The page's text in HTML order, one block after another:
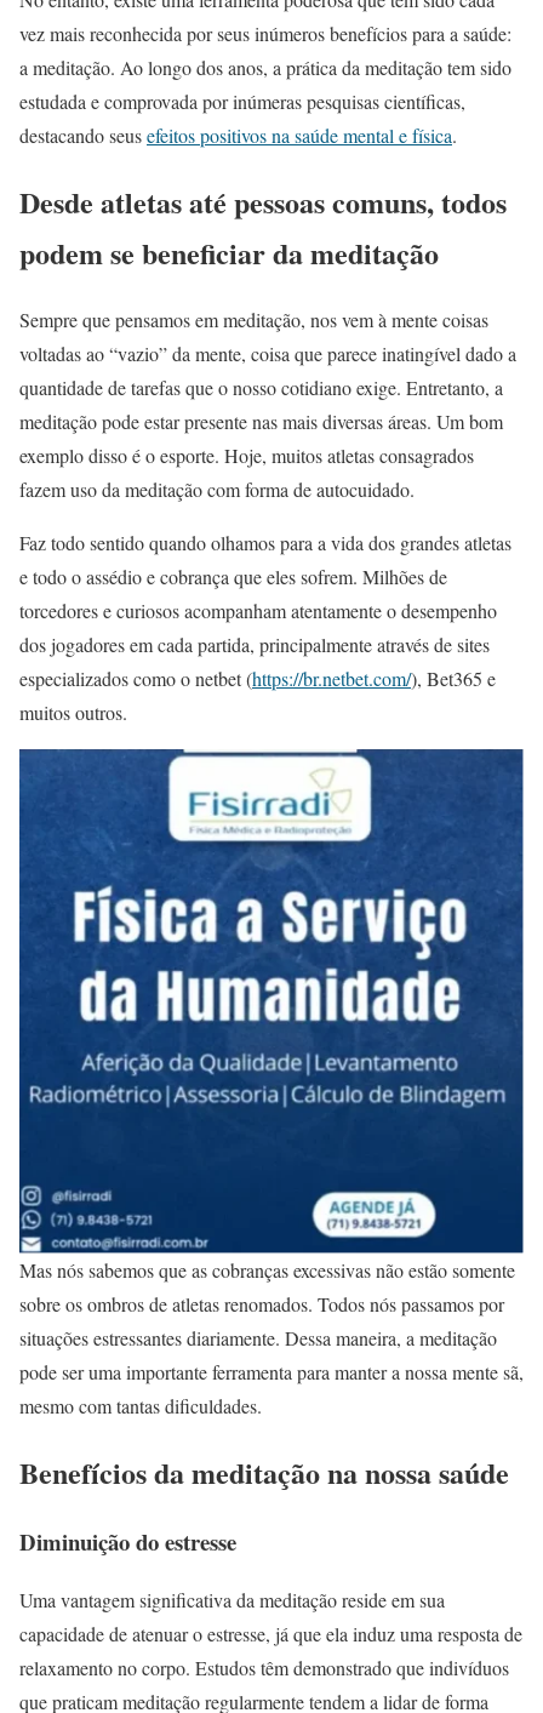
vez mais reconhecida por seus inúmeros benefícios para a saúde:
a meditação. Ao longo dos anos, a prática da meditação tem sido
estudada e comprovada por inúmeras pesquisas científicas,
destacando seusefeitos positivos na saúde mental e física.
Desde atletas até pessoas comuns, todos
podem se beneficiar da meditação
Sempre que pensamos em meditação, nos vem à mente coisas
voltadas ao “vazio” da mente, coisa que parece inatingível dado a
quantidade de tarefas que o nosso cotidiano exige. Entretanto, a
meditação pode estar presente nas mais diversas áreas. Um bom
exemplo disso é o esporte. Hoje, muitos atletas consagrados
fazem uso da meditação com forma de autocuidado.
Faz todo sentido quando olhamos para a vida dos grandes atletas
e todo o assédio e cobrança que eles sofrem. Milhões de
torcedores e curiosos acompanham atentamente o desempenho
dos jogadores em cada partida, principalmente através de sites
especializados como o netbet (https://br.netbet.com/), Bet365 e
muitos outros.
Mas nós sabemos que as cobranças excessivas não estão somente
sobre os ombros de atletas renomados. Todos nós passamos por
situações estressantes diariamente. Dessa maneira, a meditação
pode ser uma importante ferramenta para manter a nossa mente sã,
mesmo com tantas dificuldades.
Benefícios da meditação na nossa saúde
Diminuição do estresse
Uma vantagem significativa da meditação reside em sua
capacidade de atenuar o estresse, já que ela induz uma resposta de
relaxamento no corpo. Estudos têm demonstrado que indivíduos
que praticam meditação regularmente tendem a lidar de forma